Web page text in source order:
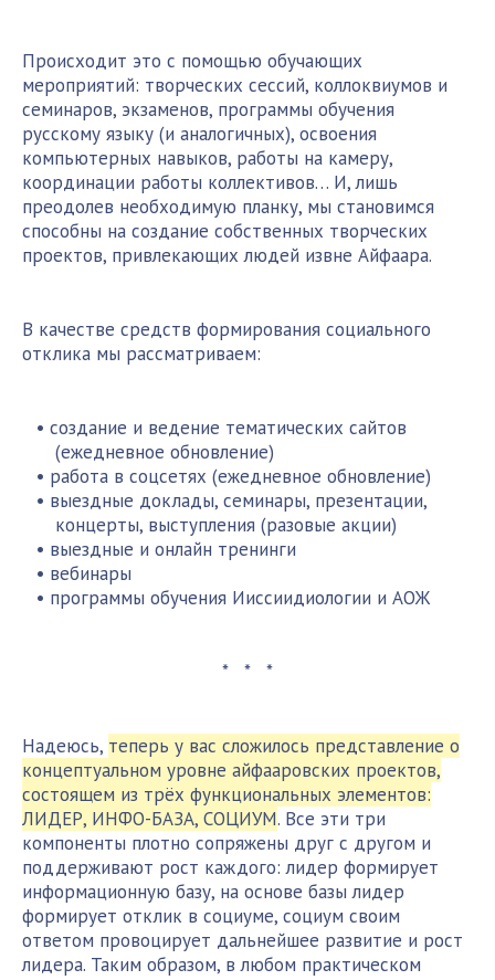
Происходит это с помощью обучающих
мероприятий: творческих сессий, коллоквиумов и
семинаров, экзаменов, программы обучения
русскому языку (и аналогичных), освоения
компьютерных навыков, работы на камеру,
координации работы коллективов… И, лишь
преодолев необходимую планку, мы становимся
способны на создание собственных творческих
проектов, привлекающих людей извне Айфаара.
В качестве средств формирования социального
отклика мы рассматриваем:
создание и ведение тематических сайтов
(ежедневное обновление)
работа в соцсетях (ежедневное обновление)
выездные доклады, семинары, презентации,
концерты, выступления (разовые акции)
выездные и онлайн тренинги
вебинары
программы обучения Ииссиидиологии и АОЖ
* * *
Надеюсь, теперь у вас сложилось представление о
концептуальном уровне айфааровских проектов,
состоящем из трёх функциональных элементов:
ЛИДЕР, ИНФО-БАЗА, СОЦИУМ. Все эти три
компоненты плотно сопряжены друг с другом и
поддерживают рост каждого: лидер формирует
информационную базу, на основе базы лидер
формирует отклик в социуме, социум своим
ответом провоцирует дальнейшее развитие и рост
лидера. Таким образом, в любом практическом